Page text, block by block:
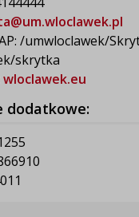
/umwloclawek/
skrytka
wloclawek.eu
dodatkowe: